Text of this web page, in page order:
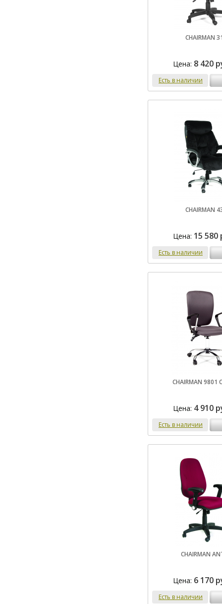
CHAIRMAN
Цена: 8 420
Есть в наличии
CHAIRMAN
Цена: 15 580
Есть в наличии
CHAIRMAN 9801
Цена: 4 910
Есть в наличии
CHAIRMAN
Цена: 6 170
Есть в наличии